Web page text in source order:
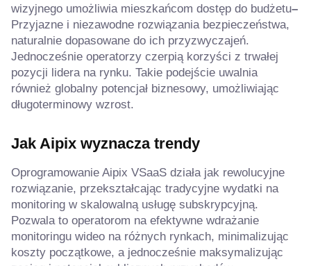
wizyjnego umożliwia mieszkańcom dostęp do budżetu–
Przyjazne i niezawodne rozwiązania bezpieczeństwa,
naturalnie dopasowane do ich przyzwyczajeń.
Jednocześnie operatorzy czerpią korzyści z trwałej
pozycji lidera na rynku. Takie podejście uwalnia
również globalny potencjał biznesowy, umożliwiając
długoterminowy wzrost.
Jak Aipix wyznacza trendy
Oprogramowanie Aipix VSaaS działa jak rewolucyjne
rozwiązanie, przekształcając tradycyjne wydatki na
monitoring w skalowalną usługę subskrypcyjną.
Pozwala to operatorom na efektywne wdrażanie
monitoringu wideo na różnych rynkach, minimalizując
koszty początkowe, a jednocześnie maksymalizując